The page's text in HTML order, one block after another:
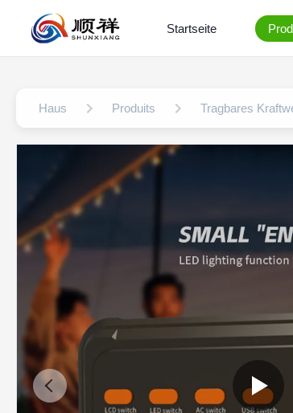
Startseite
Haus Produits Tragbares